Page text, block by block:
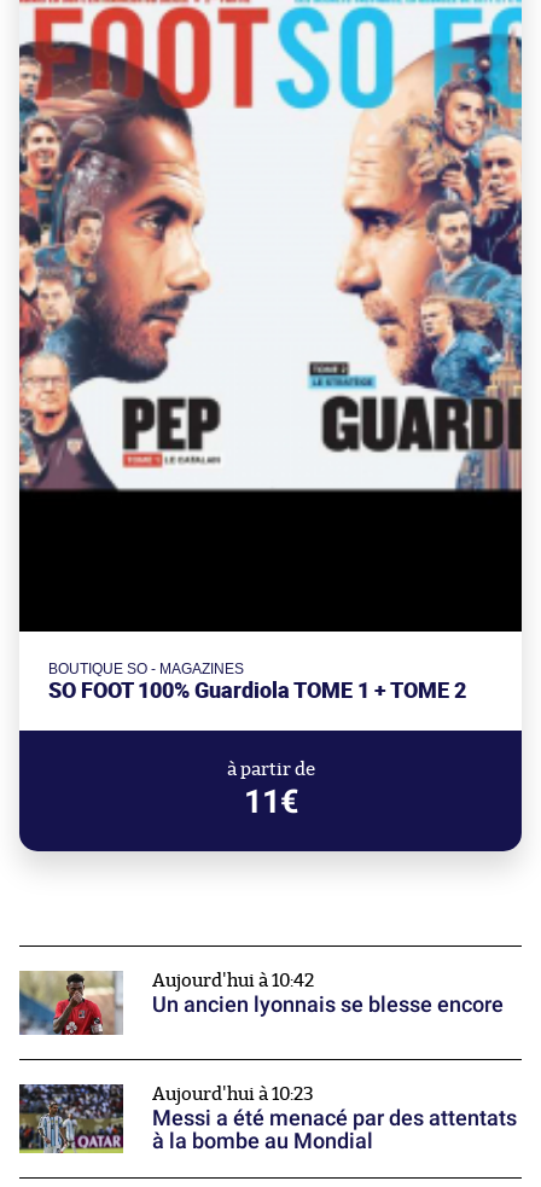
BOUTIQUE SO - MAGAZINES
SO FOOT 100% Guardiola TOME 1 + TOME 2
à partir de
11€
Aujourd'hui à 10:42
Un ancien lyonnais se blesse encore
Aujourd'hui à 10:23
Messi a été menacé par des attentats
à la bombe au Mondial